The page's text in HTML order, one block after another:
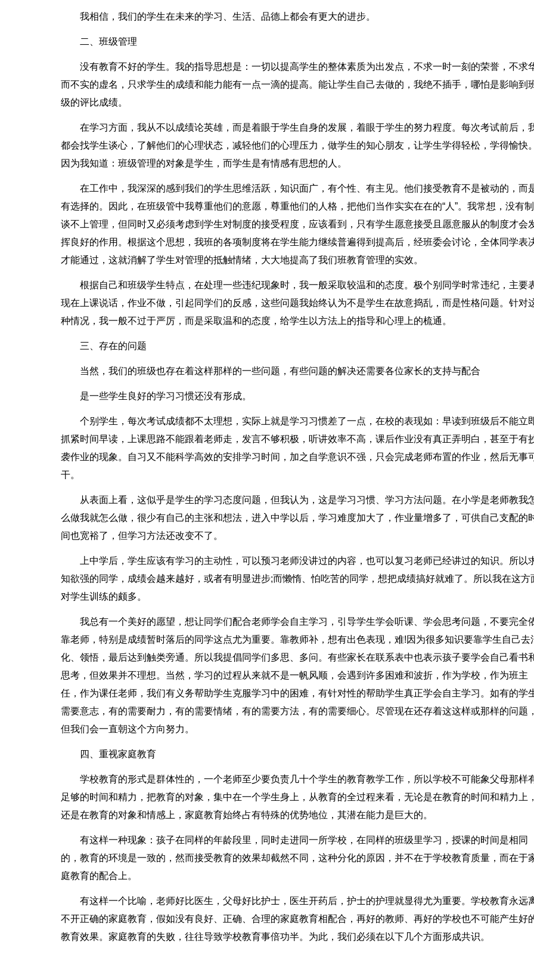
我相信，我们的学生在未来的学习、生活、品德上都会有更大的进步。
二、班级管理
没有教育不好的学生。我的指导思想是：一切以提高学生的整体素质为出发点，不求一时一刻的荣誉，不求
而不实的虚名，只求学生的成绩和能力能有一点一滴的提高。能让学生自己去做的，我绝不插手，哪怕是影响到
级的评比成绩。
在学习方面，我从不以成绩论英雄，而是着眼于学生自身的发展，着眼于学生的努力程度。每次考试前后，
都会找学生谈心，了解他们的心理状态，减轻他们的心理压力，做学生的知心朋友，让学生学得轻松，学得愉快。
因为我知道：班级管理的对象是学生，而学生是有情感有思想的人。
在工作中，我深深的感到我们的学生思维活跃，知识面广，有个性、有主见。他们接受教育不是被动的，而
有选择的。因此，在班级管中我尊重他们的意愿，尊重他们的人格，把他们当作实实在在的“人”。我常想，没有
谈不上管理，但同时又必须考虑到学生对制度的接受程度，应该看到，只有学生愿意接受且愿意服从的制度才会
挥良好的作用。根据这个思想，我班的各项制度将在学生能力继续普遍得到提高后，经班委会讨论，全体同学表
才能通过，这就消解了学生对管理的抵触情绪，大大地提高了我们班教育管理的实效。
根据自己和班级学生特点，在处理一些违纪现象时，我一般采取较温和的态度。极个别同学时常违纪，主要
现在上课说话，作业不做，引起同学们的反感，这些问题我始终认为不是学生在故意捣乱，而是性格问题。针对
种情况，我一般不过于严厉，而是采取温和的态度，给学生以方法上的指导和心理上的梳通。
三、存在的问题
当然，我们的班级也存在着这样那样的一些问题，有些问题的解决还需要各位家长的支持与配合
是一些学生良好的学习习惯还没有形成。
个别学生，每次考试成绩都不太理想，实际上就是学习习惯差了一点，在校的表现如：早读到班级后不能立
抓紧时间早读，上课思路不能跟着老师走，发言不够积极，听讲效率不高，课后作业没有真正弄明白，甚至于有
袭作业的现象。自习又不能科学高效的安排学习时间，加之自学意识不强，只会完成老师布置的作业，然后无事
干。
从表面上看，这似乎是学生的学习态度问题，但我认为，这是学习习惯、学习方法问题。在小学是老师教我
么做我就怎么做，很少有自己的主张和想法，进入中学以后，学习难度加大了，作业量增多了，可供自己支配的
间也宽裕了，但学习方法还改变不了。
上中学后，学生应该有学习的主动性，可以预习老师没讲过的内容，也可以复习老师已经讲过的知识。所以
知欲强的同学，成绩会越来越好，或者有明显进步;而懒惰、怕吃苦的同学，想把成绩搞好就难了。所以我在这方
对学生训练的颇多。
我总有一个美好的愿望，想让同学们配合老师学会自主学习，引导学生学会听课、学会思考问题，不要完全
靠老师，特别是成绩暂时落后的同学这点尤为重要。靠教师补，想有出色表现，难!因为很多知识要靠学生自己去
化、领悟，最后达到触类旁通。所以我提倡同学们多思、多问。有些家长在联系表中也表示孩子要学会自己看书
思考，但效果并不理想。当然，学习的过程从来就不是一帆风顺，会遇到许多困难和波折，作为学校，作为班主
任，作为课任老师，我们有义务帮助学生克服学习中的困难，有针对性的帮助学生真正学会自主学习。如有的学
需要意志，有的需要耐力，有的需要情绪，有的需要方法，有的需要细心。尽管现在还存着这这样或那样的问题，
但我们会一直朝这个方向努力。
四、重视家庭教育
学校教育的形式是群体性的，一个老师至少要负责几十个学生的教育教学工作，所以学校不可能象父母那样
足够的时间和精力，把教育的对象，集中在一个学生身上，从教育的全过程来看，无论是在教育的时间和精力上，
还是在教育的对象和情感上，家庭教育始终占有特殊的优势地位，其潜在能力是巨大的。
有这样一种现象：孩子在同样的年龄段里，同时走进同一所学校，在同样的班级里学习，授课的时间是相同
的，教育的环境是一致的，然而接受教育的效果却截然不同，这种分化的原因，并不在于学校教育质量，而在于
庭教育的配合上。
有这样一个比喻，老师好比医生，父母好比护士，医生开药后，护士的护理就显得尤为重要。学校教育永远
不开正确的家庭教育，假如没有良好、正确、合理的家庭教育相配合，再好的教师、再好的学校也不可能产生好
教育效果。家庭教育的失败，往往导致学校教育事倍功半。为此，我们必须在以下几个方面形成共识。